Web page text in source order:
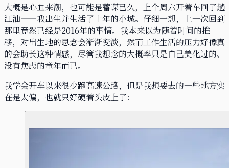
大概是心血来潮，也可能是蓄谋已久，上个周六开着车回了趟
江油——我出生并生活了十年的小城。仔细一想，上一次回到
那里竟然已经是2016年的事情。我本来以为随着时间的推
移，对出生地的思念会渐渐变淡，然而工作生活的压力好像真
的会助长这种情感，尽管我想念的大概率只是自己美化过的、
没有焦虑的童年而已。
我学会开车以来很少跑高速公路，但是我想要去的一些地方实
在是太偏，也就只好硬着头皮上了：